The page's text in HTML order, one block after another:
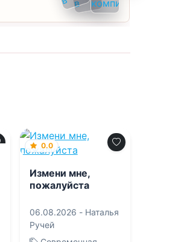
0.0
Измени мне,
пожалуйста
06.08.2026 - Наталья
Ручей